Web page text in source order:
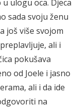
ulogu oca. Djeca
sada svoju ženu
još više svojom
ali i
pokušava
od Joele i jasno
ali i da ide
na